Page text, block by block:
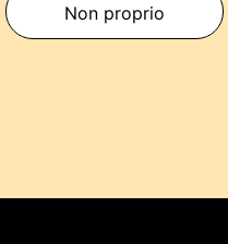
Non proprio